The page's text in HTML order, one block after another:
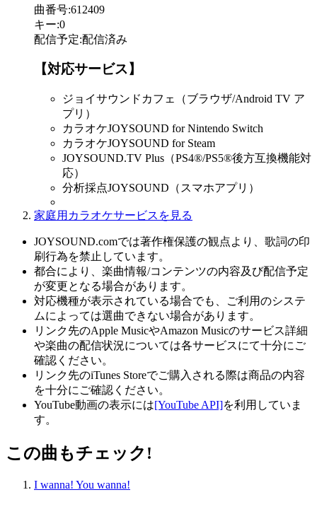
曲番号:612409
キー:0
配信予定:配信済み
【対応サービス】
ジョイサウンドカフェ（ブラウザ/Android TV ア
プリ）
カラオケJOYSOUND for Nintendo Switch
カラオケJOYSOUND for Steam
JOYSOUND.TV Plus（PS4®/PS5®後方互換機能対
応）
分析採点JOYSOUND（スマホアプリ）
家庭用カラオケサービスを見る
JOYSOUND.comでは著作権保護の観点より、歌詞の印
刷行為を禁止しています。
都合により、楽曲情報/コンテンツの内容及び配信予定
が変更となる場合があります。
対応機種が表示されている場合でも、ご利用のシステ
ムによっては選曲できない場合があります。
リンク先のApple MusicやAmazon Musicのサービス詳細
や楽曲の配信状況については各サービスにて十分にご
確認ください。
リンク先のiTunes Storeでご購入される際は商品の内容
を十分にご確認ください。
YouTube動画の表示には[YouTube API]を利用していま
す。
この曲もチェック!
I wanna! You wanna!